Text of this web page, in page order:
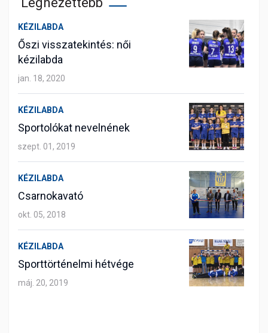
KÉZILABDA
Őszi visszatekintés: női
kézilabda
jan. 18, 2020
KÉZILABDA
Sportolókat nevelnének
szept. 01, 2019
KÉZILABDA
Csarnokavató
okt. 05, 2018
KÉZILABDA
Sporttörténelmi hétvége
máj. 20, 2019